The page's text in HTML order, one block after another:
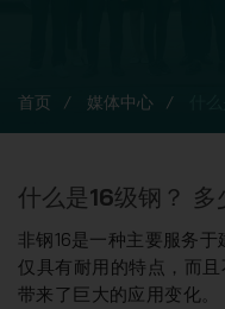
首页 媒体中心
什么是16级钢？ 多
非钢16是一种主要服务
仅具有耐用的特点，而
带来了巨大的应用变化